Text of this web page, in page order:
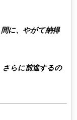
に、やがて納得
さらに前進するの